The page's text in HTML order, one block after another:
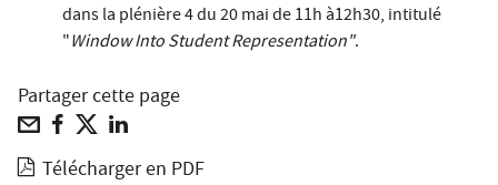
dans la plénière 4 du 20 mai de 11h à12h30, intitulé
"Window Into Student Representation".
Partager cette page
Télécharger en PDF